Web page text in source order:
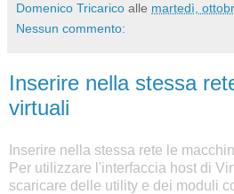
Domenico Tricarico alle martedì,
Nessun commento:
Inserire nella stessa
virtuali
Inserire nella stessa rete le
Per utilizzare l'interfaccia host di
scaricare delle utility e dei moduli